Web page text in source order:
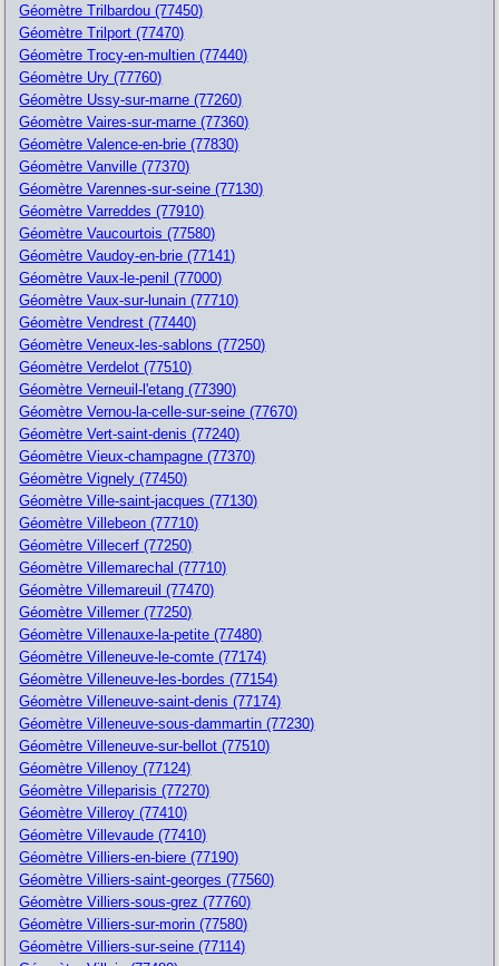
Géomètre Trilbardou (77450)
Géomètre Trilport (77470)
Géomètre Trocy-en-multien (77440)
Géomètre Ury (77760)
Géomètre Ussy-sur-marne (77260)
Géomètre Vaires-sur-marne (77360)
Géomètre Valence-en-brie (77830)
Géomètre Vanville (77370)
Géomètre Varennes-sur-seine (77130)
Géomètre Varreddes (77910)
Géomètre Vaucourtois (77580)
Géomètre Vaudoy-en-brie (77141)
Géomètre Vaux-le-penil (77000)
Géomètre Vaux-sur-lunain (77710)
Géomètre Vendrest (77440)
Géomètre Veneux-les-sablons (77250)
Géomètre Verdelot (77510)
Géomètre Verneuil-l'etang (77390)
Géomètre Vernou-la-celle-sur-seine (77670)
Géomètre Vert-saint-denis (77240)
Géomètre Vieux-champagne (77370)
Géomètre Vignely (77450)
Géomètre Ville-saint-jacques (77130)
Géomètre Villebeon (77710)
Géomètre Villecerf (77250)
Géomètre Villemarechal (77710)
Géomètre Villemareuil (77470)
Géomètre Villemer (77250)
Géomètre Villenauxe-la-petite (77480)
Géomètre Villeneuve-le-comte (77174)
Géomètre Villeneuve-les-bordes (77154)
Géomètre Villeneuve-saint-denis (77174)
Géomètre Villeneuve-sous-dammartin (77230)
Géomètre Villeneuve-sur-bellot (77510)
Géomètre Villenoy (77124)
Géomètre Villeparisis (77270)
Géomètre Villeroy (77410)
Géomètre Villevaude (77410)
Géomètre Villiers-en-biere (77190)
Géomètre Villiers-saint-georges (77560)
Géomètre Villiers-sous-grez (77760)
Géomètre Villiers-sur-morin (77580)
Géomètre Villiers-sur-seine (77114)